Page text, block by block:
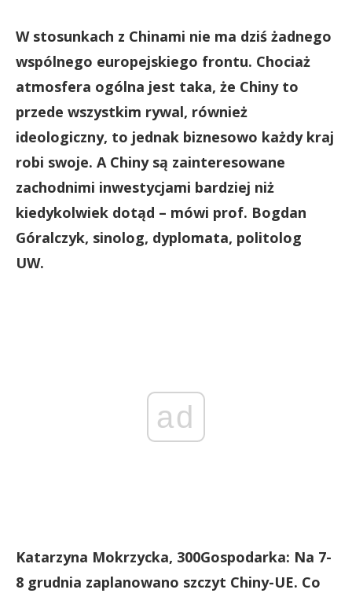
W stosunkach z Chinami nie ma dziś żadnego
wspólnego europejskiego frontu. Chociaż
atmosfera ogólna jest taka, że Chiny to
przede wszystkim rywal, również
ideologiczny, to jednak biznesowo każdy kraj
robi swoje. A Chiny są zainteresowane
zachodnimi inwestycjami bardziej niż
kiedykolwiek dotąd – mówi prof. Bogdan
Góralczyk, sinolog, dyplomata, politolog
UW.
ad
Katarzyna Mokrzycka, 300Gospodarka: Na 7-
8 grudnia zaplanowano szczyt Chiny-UE. Co